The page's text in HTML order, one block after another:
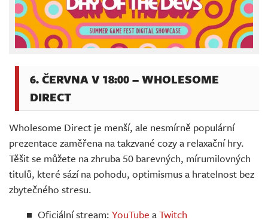
6. ČERVNA V 18:00 – WHOLESOME
DIRECT
Wholesome Direct je menší, ale nesmírně populární
prezentace zaměřena na takzvané cozy a relaxační hry.
Těšit se můžete na zhruba 50 barevných, mírumilovných
titulů, které sází na pohodu, optimismus a hratelnost bez
zbytečného stresu.
Oficiální stream: YouTube aTwitch